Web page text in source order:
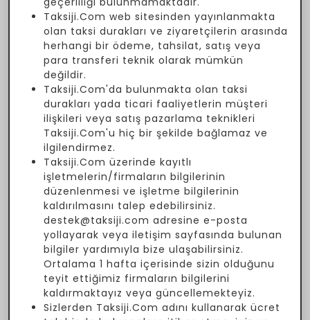
Taksiji.Com web sitesinden yayınlanmakta
olan taksi durakları ve ziyaretçilerin arasında
herhangi bir ödeme, tahsilat, satış veya
para transferi teknik olarak mümkün
değildir.
Taksiji.Com'da bulunmakta olan taksi
durakları yada ticari faaliyetlerin müşteri
ilişkileri veya satış pazarlama teknikleri
Taksiji.Com'u hiç bir şekilde bağlamaz ve
ilgilendirmez.
Taksiji.Com üzerinde kayıtlı
işletmelerin/firmaların bilgilerinin
düzenlenmesi ve işletme bilgilerinin
kaldırılmasını talep edebilirsiniz.
destek@taksiji.com adresine e-posta
yollayarak veya iletişim sayfasında bulunan
bilgiler yardımıyla bize ulaşabilirsiniz.
Ortalama 1 hafta içerisinde sizin olduğunu
teyit ettiğimiz firmaların bilgilerini
kaldırmaktayız veya güncellemekteyiz.
Sizlerden Taksiji.Com adını kullanarak ücret